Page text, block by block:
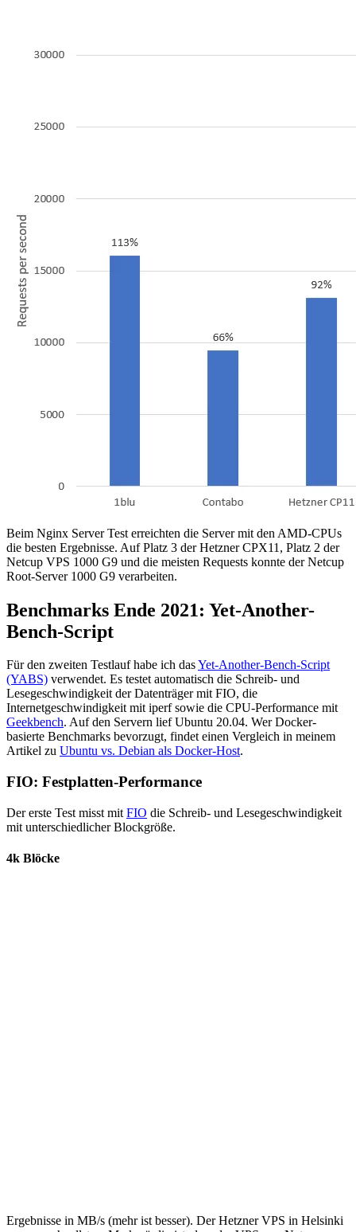
Beim Nginx Server Test erreichten die Server mit den AMD-CPUs
die besten Ergebnisse. Auf Platz 3 der Hetzner CPX11, Platz 2 der
Netcup VPS 1000 G9 und die meisten Requests konnte der Netcup
Root-Server 1000 G9 verarbeiten.
Benchmarks Ende 2021: Yet-Another-
Bench-Script
Für den zweiten Testlauf habe ich dasYet-Another-Bench-Script
(YABS) verwendet. Es testet automatisch die Schreib- und
Lesegeschwindigkeit der Datenträger mit FIO, die
Internetgeschwindigkeit mit iperf sowie die CPU-Performance mit
Geekbench. Auf den Servern lief Ubuntu 20.04. Wer Docker-
basierte Benchmarks bevorzugt, findet einen Vergleich in meinem
Artikel zu Ubuntu vs. Debian als Docker-Host.
FIO: Festplatten-Performance
Der erste Test misst mit FIO die Schreib- und Lesegeschwindigkeit
mit unterschiedlicher Blockgröße.
4k Blöcke
Ergebnisse in MB/s (mehr ist besser). Der Hetzner VPS in Helsinki